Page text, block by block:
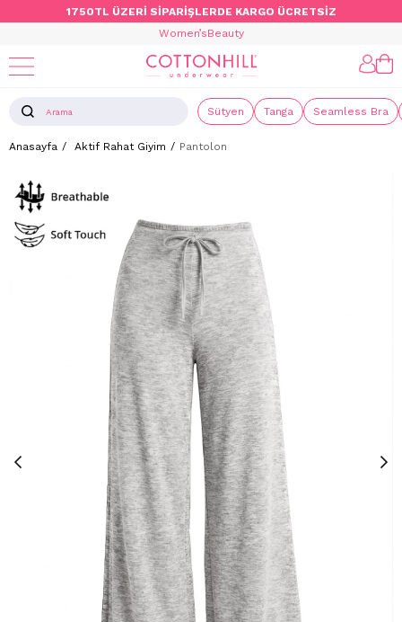
1750TL ÜZERİ SİPARİŞLERDE KARGO ÜCRETSİZ
Women’sBeauty
Sütyen Tanga Seamless Bra
Anasayfa Aktif Rahat Giyim Pantolon